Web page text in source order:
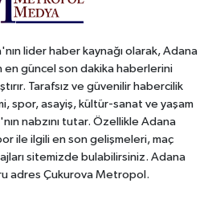
lider haber kaynağı olarak, Adana
güncel son dakika haberlerini
Tarafsız ve güvenilir habercilik
spor, asayiş, kültür-sanat ve yaşam
nabzını tutar. Özellikle Adana
ile ilgili en son gelişmeleri, maç
sitemizde bulabilirsiniz. Adana
adres Çukurova Metropol.